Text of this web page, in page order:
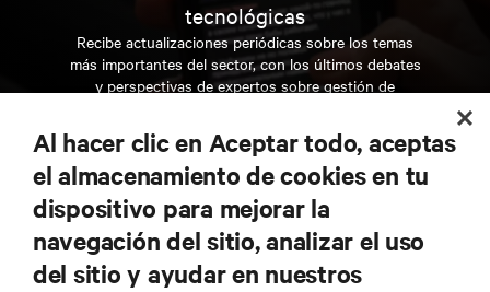
tecnológicas
Recibe actualizaciones periódicas sobre los temas
más importantes del sector, con los últimos debates
y perspectivas de expertos sobre gestión de
REGÍSTRATE AHORA
RECURSOS
Al hacer clic en Aceptar todo, aceptas
el almacenamiento de cookies en tu
dispositivo para mejorar la
navegación del sitio, analizar el uso
del sitio y ayudar en nuestros